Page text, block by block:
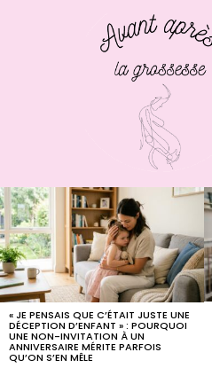
LATEST
STORIES
« JE PENSAIS QUE C’ÉTAIT JUSTE UNE
DÉCEPTION D’ENFANT » : POURQUOI
UNE NON-INVITATION À UN
ANNIVERSAIRE MÉRITE PARFOIS
QU’ON S’EN MÊLE